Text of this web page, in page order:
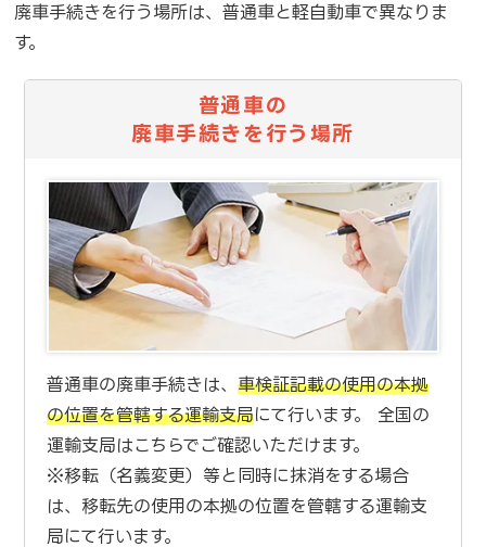
廃車手続きを行う場所は、普通車と軽自動車で異なりま
す。
普通車の
廃車手続きを行う場所
普通車の廃車手続きは、 車検証記載の使用の本拠
の位置を管轄する運輸支局にて行います。 全国の
運輸支局はこちらでご確認いただけます。
※移転（名義変更）等と同時に抹消をする場合
は、移転先の使用の本拠の位置を管轄する運輸支
局にて行います。